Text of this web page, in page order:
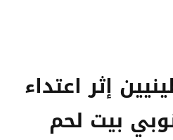
إثر اعتداء
بيت لحم